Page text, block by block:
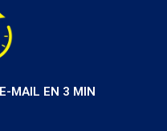
MAIL EN 3 MIN